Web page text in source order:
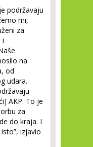
podržavaju
mi,
za
i
na
od
udara.
AKP. To je
za
do kraja. I
izjavio